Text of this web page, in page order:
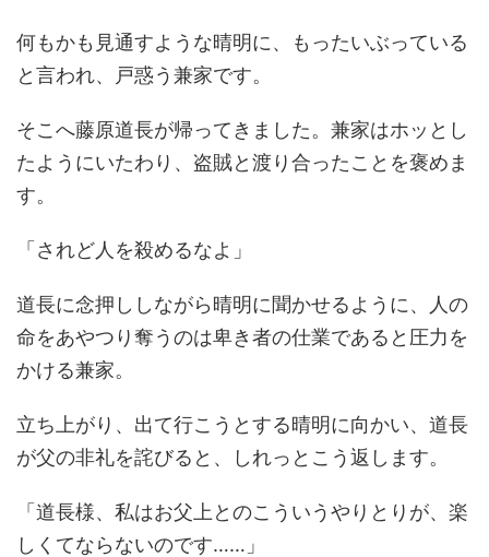
何もかも見通すような晴明に、もったいぶっている
と言われ、戸惑う兼家です。
そこへ藤原道長が帰ってきました。兼家はホッとし
たようにいたわり、盗賊と渡り合ったことを褒めま
す。
「されど人を殺めるなよ」
道長に念押ししながら晴明に聞かせるように、人の
命をあやつり奪うのは卑き者の仕業であると圧力を
かける兼家。
立ち上がり、出て行こうとする晴明に向かい、道長
が父の非礼を詫びると、しれっとこう返します。
「道長様、私はお父上とのこういうやりとりが、楽
しくてならないのです……」